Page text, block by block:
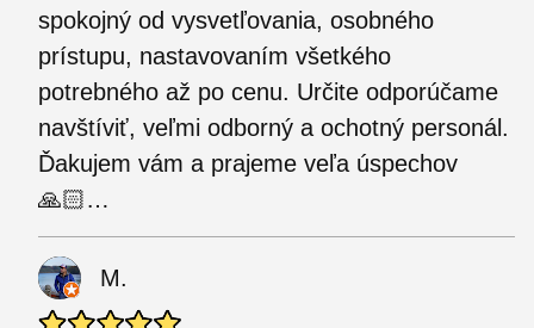
spokojný od vysvetľovania, osobného
prístupu, nastavovaním všetkého
potrebného až po cenu. Určite odporúčame
navštíviť, veľmi odborný a ochotný personál.
Ďakujem vám a prajeme veľa úspechov
🙏🏻…
M.